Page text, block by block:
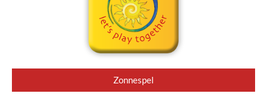
Zonnespel